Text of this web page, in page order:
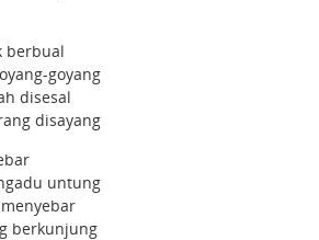
berbual
goyang
disesal
disayang
untung
berkunjung